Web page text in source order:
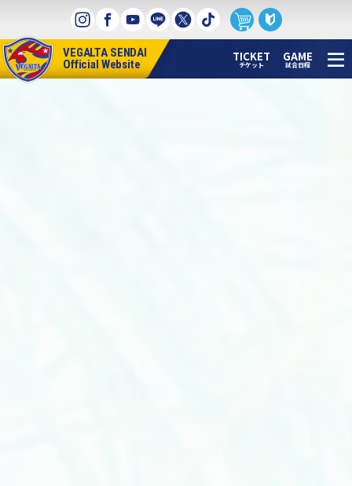
へ
ス
キ
VEGALTA SENDAI
Official Website
TICKET
チケット
GAME
試合日程